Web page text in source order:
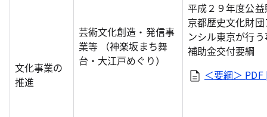
文化事業の
推進
芸術文化創造・発信事
業等 （神楽坂まち舞
台・大江戸めぐり）
平成２９年度公
京都歴史文化財
ンシル東京が行
補助金交付要綱
＜要綱＞